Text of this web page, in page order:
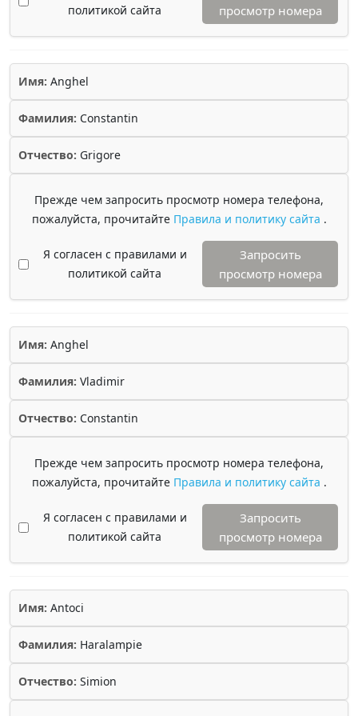
политикой сайта
просмотр номера
Имя: Anghel
Фамилия: Constantin
Отчество: Grigore
Прежде чем запросить просмотр номера телефона,
пожалуйста, прочитайте Правила и политику сайта .
Я согласен с правилами и
политикой сайта
Запросить
просмотр номера
Имя: Anghel
Фамилия: Vladimir
Отчество: Constantin
Прежде чем запросить просмотр номера телефона,
пожалуйста, прочитайте Правила и политику сайта .
Я согласен с правилами и
политикой сайта
Запросить
просмотр номера
Имя: Antoci
Фамилия: Haralampie
Отчество: Simion